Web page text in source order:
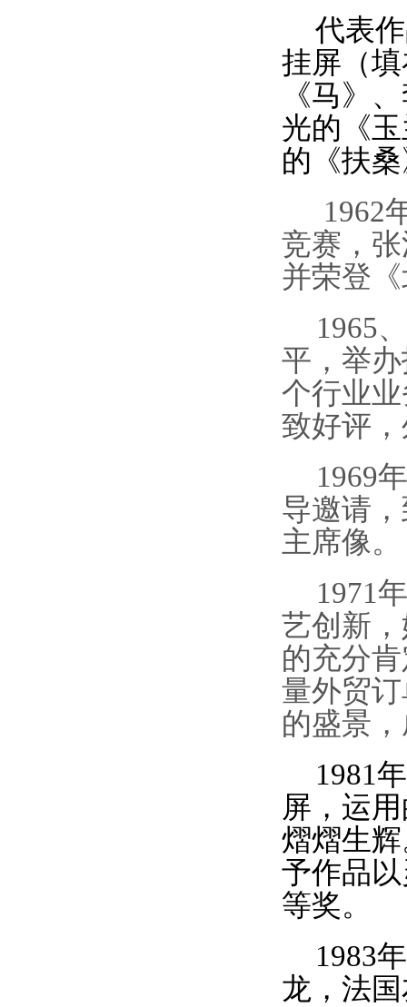
代表
挂屏（
《马》
光的《
的《扶
1962
竞赛，
并荣登
1965、
平 ， 举
个行业
致好评
1969
导邀请
主席像。
1971年
艺创新，
的充分
量外贸
的盛景，
1981
屏，运
熠熠生
予作品
等奖。
1983
龙，法